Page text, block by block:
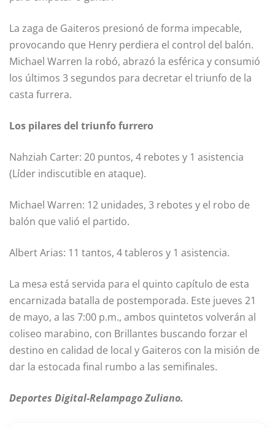
La zaga de Gaiteros presionó de forma impecable,
provocando que Henry perdiera el control del balón.
Michael Warren la robó, abrazó la esférica y consumió
los últimos 3 segundos para decretar el triunfo de la
casta furrera.
Los pilares del triunfo furrero
Nahziah Carter: 20 puntos, 4 rebotes y 1 asistencia
(Líder indiscutible en ataque).
Michael Warren: 12 unidades, 3 rebotes y el robo de
balón que valió el partido.
Albert Arias: 11 tantos, 4 tableros y 1 asistencia.
La mesa está servida para el quinto capítulo de esta
encarnizada batalla de postemporada. Este jueves 21
de mayo, a las 7:00 p.m., ambos quintetos volverán al
coliseo marabino, con Brillantes buscando forzar el
destino en calidad de local y Gaiteros con la misión de
dar la estocada final rumbo a las semifinales.
Deportes Digital-Relampago Zuliano.